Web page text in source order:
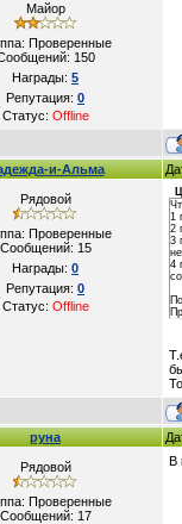
Майор
Проверенные
150
Награды: 5
Репутация: 0
Статус: Offline
и-Альма
Рядовой
Проверенные
Сообщений: 15
Награды: 0
Репутация: 0
Статус: Offline
1
2
3
4
руна
Рядовой
Проверенные
Сообщений: 17
В